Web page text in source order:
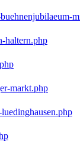
haltern.php
markt.php